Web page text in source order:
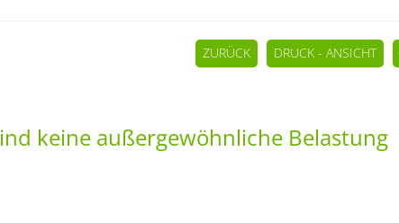
ZURÜCK DRUCK - ANSICHT
keine außergewöhnliche Belastung